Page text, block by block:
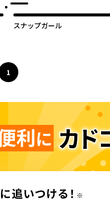
スナップガール
ページ
1
へ